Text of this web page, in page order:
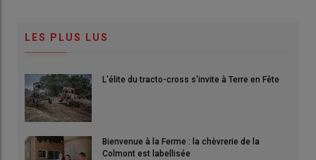
LES PLUS LUS
L'élite du tracto-cross s'invite à Terre en Fête
Bienvenue à la Ferme : la chèvrerie de la
Colmont est labellisée